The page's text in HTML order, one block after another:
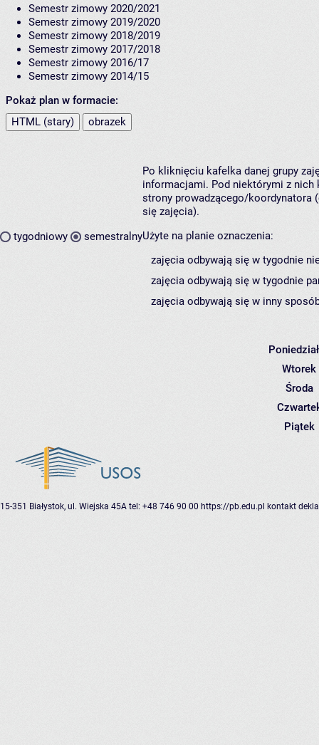
Semestr zimowy 2020/2021
Semestr zimowy 2019/2020
Semestr zimowy 2018/2019
Semestr zimowy 2017/2018
Semestr zimowy 2016/17
Semestr zimowy 2014/15
Pokaż plan w formacie:
HTML (stary)
obrazek
tygodniowy semestralny
Po kliknięciu kafelka danej grupy
informacjami. Pod niektórymi z nich
strony prowadzącego/koordynatora
się zajęcia).
Użyte na planie oznaczenia:
zajęcia odbywają się w tygodnie
zajęcia odbywają się w tygodnie
zajęcia odbywają się w inny
Wtorek
Środa
Piątek
15-351 Białystok, ul. Wiejska 45A tel: +48 746 90 00 https://pb.edu.pl kontakt